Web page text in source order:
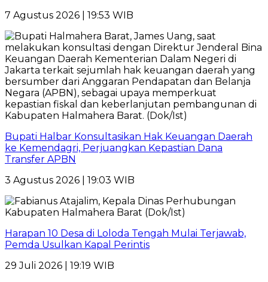
7 Agustus 2026 | 19:53 WIB
Bupati Halbar Konsultasikan Hak Keuangan Daerah
ke Kemendagri, Perjuangkan Kepastian Dana
Transfer APBN
3 Agustus 2026 | 19:03 WIB
Harapan 10 Desa di Loloda Tengah Mulai Terjawab,
Pemda Usulkan Kapal Perintis
29 Juli 2026 | 19:19 WIB